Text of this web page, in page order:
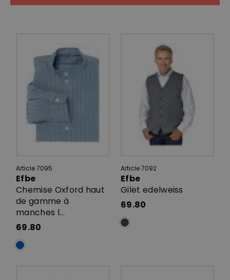
Article 7095
Efbe
Chemise Oxford haut
de gamme à
manches l...
69.80
Article 7092
Efbe
Gilet edelweiss
69.80